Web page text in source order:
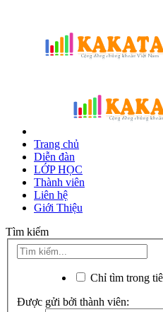
Trang chủ
Diễn đàn
LỚP HỌC
Thành viên
Liên hệ
Giới Thiệu
Tìm kiếm
Chỉ tìm trong
Được gửi bởi thành viên: